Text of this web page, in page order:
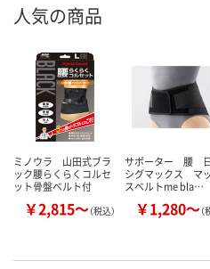
人気の商品
ミノウラ 山田式ブラ
ック腰らくらくコルセ
ット骨盤ベルト付
￥2,815～（税込）
サポーター 腰
シグマックス マ
スベルトme bla…
￥1,280～（